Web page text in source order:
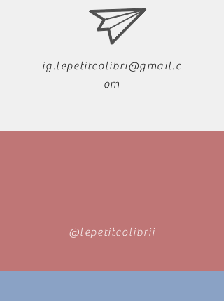
ig.lepetitcolibri@gmail.c
om
@lepetitcolibrii